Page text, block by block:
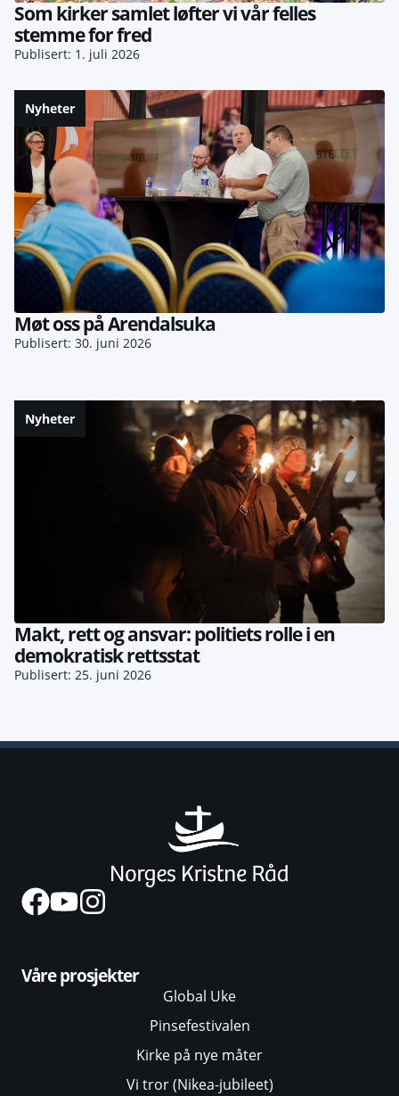
Som kirker samlet løfter vi vår felles
stemme for fred
Publisert: 1. juli 2026
Nyheter
Møt oss på Arendalsuka
Publisert: 30. juni 2026
Nyheter
Makt, rett og ansvar: politiets rolle i en
demokratisk rettsstat
Publisert: 25. juni 2026
Våre prosjekter
Global Uke
Pinsefestivalen
Kirke på nye måter
Vi tror (Nikea-jubileet)